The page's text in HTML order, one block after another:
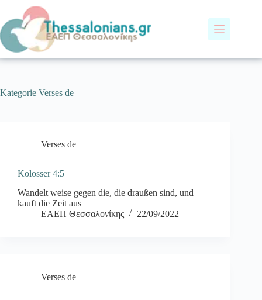
springen
Kategorie Verses de
Verses de
Kolosser 4:5
Wandelt weise gegen die, die draußen sind, und
kauft die Zeit aus
ΕΑΕΠ Θεσσαλονίκης
22/09/2022
Verses de